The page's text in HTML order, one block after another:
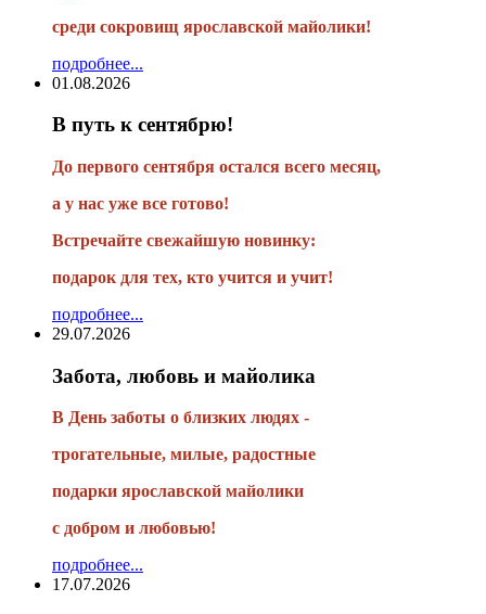
среди сокровищ ярославской майолики!
подробнее...
01.08.2026
В путь к сентябрю!
До первого сентября остался всего месяц,
а у нас уже все готово!
Встречайте свежайшую новинку:
подарок для тех, кто учится и учит!
подробнее...
29.07.2026
Забота, любовь и майолика
В День заботы о близких людях -
трогательные, милые, радостные
подарки ярославской майолики
с добром и любовью!
подробнее...
17.07.2026